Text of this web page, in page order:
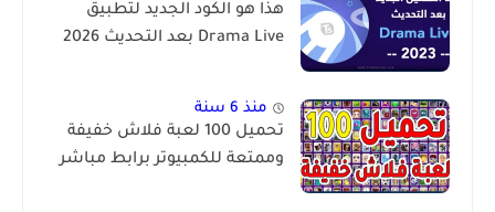
هذا هو الكود الجديد لتطبيق
Drama Live بعد التحديث 2026
منذ 6 سنة
تحميل 100 لعبة فلاش خفيفة
وممتعة للكمبيوتر برابط مباشر